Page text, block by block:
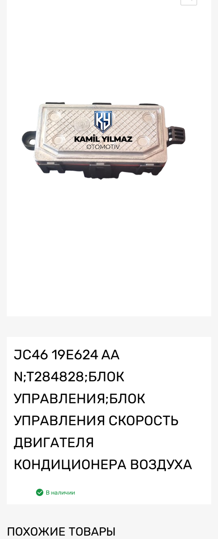
JC46 19E624 AA
N;T284828;БЛОК
УПРАВЛЕНИЯ;БЛОК
УПРАВЛЕНИЯ СКОРОСТЬ
ДВИГАТЕЛЯ
КОНДИЦИОНЕРА ВОЗДУХА
В наличии
ПОХОЖИЕ ТОВАРЫ